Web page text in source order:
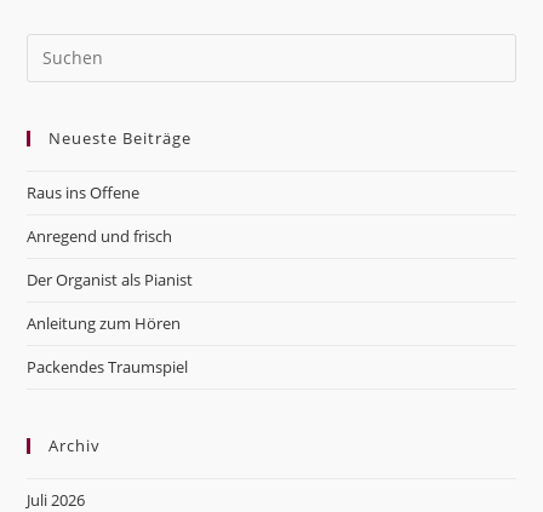
Neueste Beiträge
Raus ins Offene
Anregend und frisch
Der Organist als Pianist
Anleitung zum Hören
Packendes Traumspiel
Archiv
Juli 2026